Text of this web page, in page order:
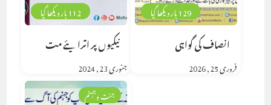
112 بار دیکھا گیا
نیکیوں پر اترایئے مت
جنوری 23, 2024
129 بار دیکھا گیا
انصاف کی گواہی
فروری 25, 2026
جنت وجہنم